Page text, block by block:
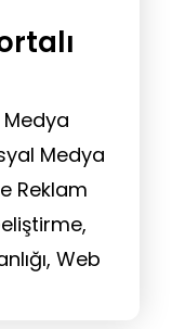
Medya
Medya
Reklam
Web